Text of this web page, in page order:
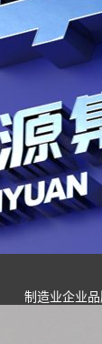
制造业企业